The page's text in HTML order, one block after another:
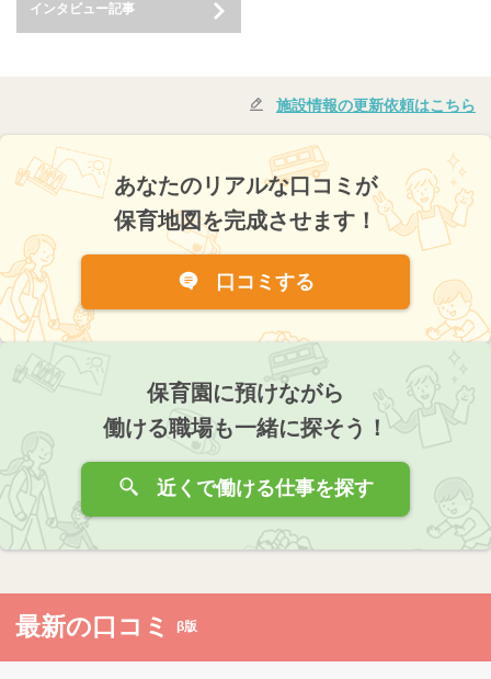
インタビュー記事
施設情報の更新依頼はこちら
あなたのリアルな口コミが
保育地図を完成させます！
口コミする
保育園に預けながら
働ける職場も一緒に探そう！
近くで働ける仕事を探す
最新の口コミ β版